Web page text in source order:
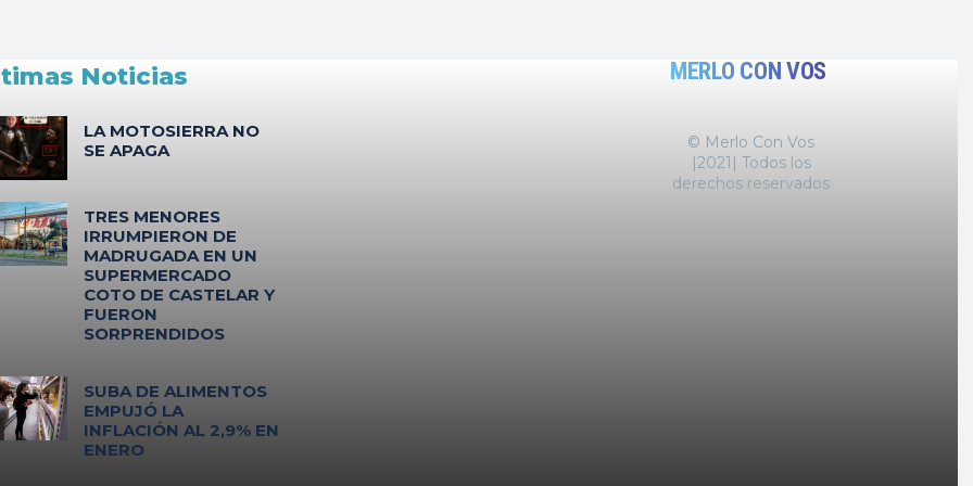
Noticias
LA MOTOSIERRA NO
SE APAGA
TRES MENORES
IRRUMPIERON DE
MADRUGADA EN UN
SUPERMERCADO
COTO DE CASTELAR Y
FUERON
SORPRENDIDOS
SUBA DE ALIMENTOS
EMPUJÓ LA
INFLACIÓN AL 2,9% EN
ENERO
MERLO CON VOS
© Merlo Con Vos
|2021| Todos los
derechos reservados